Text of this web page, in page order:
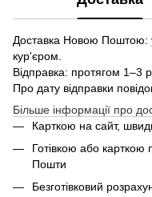
Доставка Новою Поштою:
кур'єром.
Відправка: протягом 1–3
Про дату відправки
Більше інформації про
Карткою на сайт,
Готівкою або
Пошти
Безготівковий